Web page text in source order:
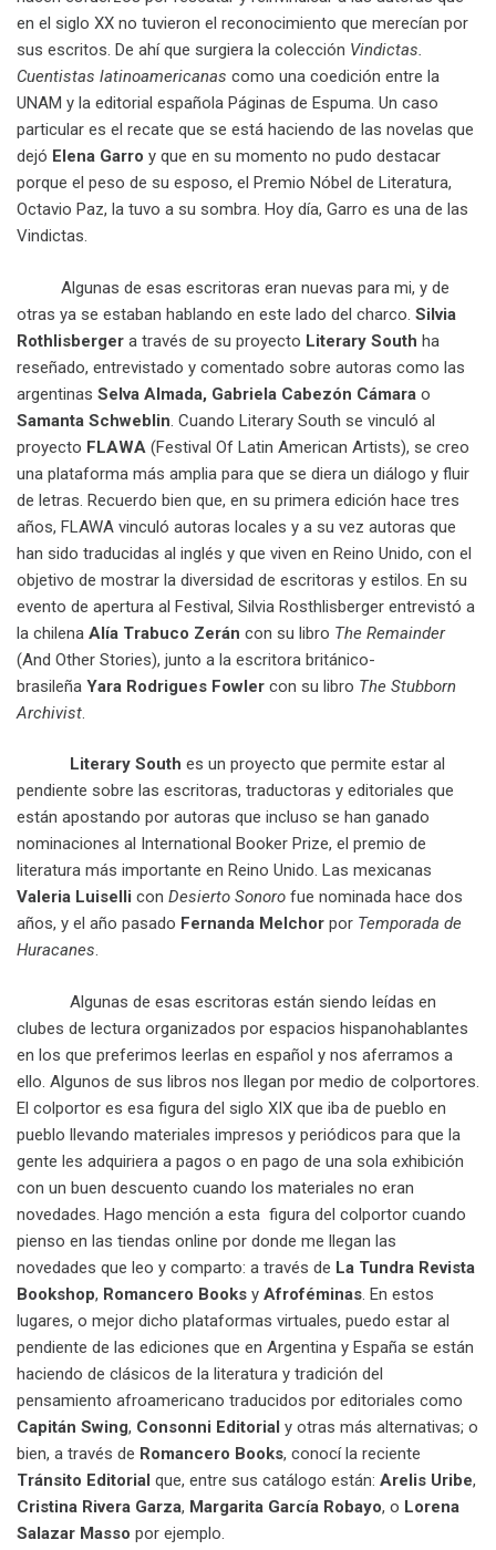
en el siglo XX no tuvieron el reconocimiento que merecían por
sus escritos. De ahí que surgiera la colección Vindictas.
Cuentistas latinoamericanas como una coedición entre la
UNAM y la editorial española Páginas de Espuma. Un caso
particular es el recate que se está haciendo de las novelas que
dejó Elena Garro y que en su momento no pudo destacar
porque el peso de su esposo, el Premio Nóbel de Literatura,
Octavio Paz, la tuvo a su sombra. Hoy día, Garro es una de las
Vindictas.
Algunas de esas escritoras eran nuevas para mi, y de
otras ya se estaban hablando en este lado del charco. Silvia
Rothlisberger a través de su proyecto Literary South ha
reseñado, entrevistado y comentado sobre autoras como las
argentinas Selva Almada, Gabriela Cabezón Cámara o
Samanta Schweblin. Cuando Literary South se vinculó al
proyecto FLAWA (Festival Of Latin American Artists), se creo
una plataforma más amplia para que se diera un diálogo y fluir
de letras. Recuerdo bien que, en su primera edición hace tres
años, FLAWA vinculó autoras locales y a su vez autoras que
han sido traducidas al inglés y que viven en Reino Unido, con el
objetivo de mostrar la diversidad de escritoras y estilos. En su
evento de apertura al Festival, Silvia Rosthlisberger entrevistó a
la chilena Alía Trabuco Zerán con su libro The Remainder
(And Other Stories), junto a la escritora británico-
brasileña Yara Rodrigues Fowler con su libro The Stubborn
Archivist.
Literary South es un proyecto que permite estar al
pendiente sobre las escritoras, traductoras y editoriales que
están apostando por autoras que incluso se han ganado
nominaciones al International Booker Prize, el premio de
literatura más importante en Reino Unido. Las mexicanas
Valeria Luiselli con Desierto Sonoro fue nominada hace dos
años, y el año pasado Fernanda Melchor por Temporada de
Huracanes.
Algunas de esas escritoras están siendo leídas en
clubes de lectura organizados por espacios hispanohablantes
en los que preferimos leerlas en español y nos aferramos a
ello. Algunos de sus libros nos llegan por medio de colportores.
El colportor es esa figura del siglo XIX que iba de pueblo en
pueblo llevando materiales impresos y periódicos para que la
gente les adquiriera a pagos o en pago de una sola exhibición
con un buen descuento cuando los materiales no eran
novedades. Hago mención a esta figura del colportor cuando
pienso en las tiendas online por donde me llegan las
novedades que leo y comparto: a través de La Tundra Revista
Bookshop, Romancero Books y Afroféminas. En estos
lugares, o mejor dicho plataformas virtuales, puedo estar al
pendiente de las ediciones que en Argentina y España se están
haciendo de clásicos de la literatura y tradición del
pensamiento afroamericano traducidos por editoriales como
Capitán Swing, Consonni Editorial y otras más alternativas; o
bien, a través de Romancero Books, conocí la reciente
Tránsito Editorial que, entre sus catálogo están: Arelis Uribe,
Cristina Rivera Garza, Margarita García Robayo, o Lorena
Salazar Masso por ejemplo.